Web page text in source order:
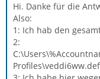
Hi. Danke für die
Also:
1: Ich hab den
2: